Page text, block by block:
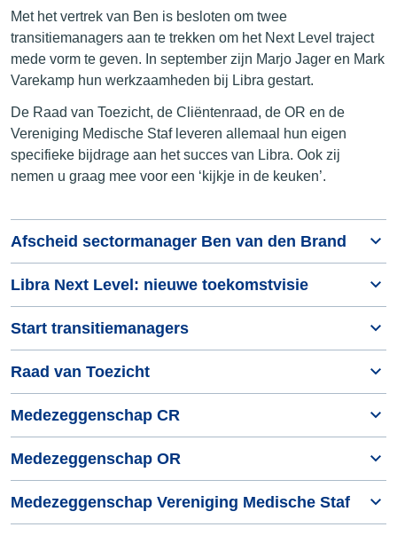
Met het vertrek van Ben is besloten om twee
transitiemanagers aan te trekken om het Next Level traject
mede vorm te geven. In september zijn Marjo Jager en Mark
Varekamp hun werkzaamheden bij Libra gestart.
De Raad van Toezicht, de Cliëntenraad, de OR en de
Vereniging Medische Staf leveren allemaal hun eigen
specifieke bijdrage aan het succes van Libra. Ook zij
nemen u graag mee voor een ‘kijkje in de keuken’.
Afscheid sectormanager Ben van den Brand
Libra Next Level: nieuwe toekomstvisie
Start transitiemanagers
Raad van Toezicht
Medezeggenschap CR
Medezeggenschap OR
Medezeggenschap Vereniging Medische Staf